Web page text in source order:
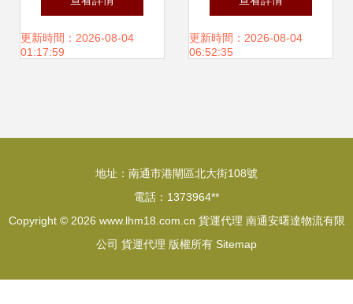
服務，鐵路進出口
更新時間：2026-08-04
01:17:59
能力與全方位貨運
更新時間：2026-08-04
06:52:35
地址：南通市港閘區北大街108號
電話：1373964**
Copyright © 2026 www.lhm18.com.cn 貨運代理 南通安曙達物流有限
公司 貨運代理 版權所有 Sitemap